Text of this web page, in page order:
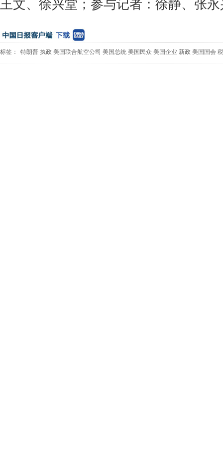
王文、徐兴堂；参与记者：徐静、张
标签： 特朗普 执政 美国联合航空公司 美国总统 美国民众 美国企业 新政 美国国会